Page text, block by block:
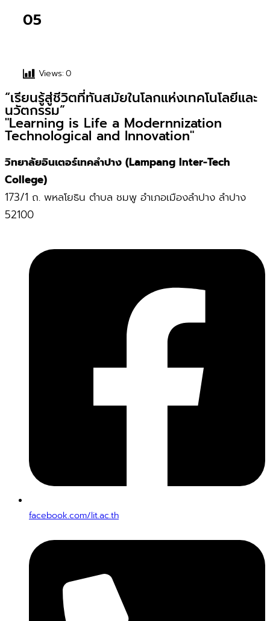
05
Views:0
“เรียนรู้สู่ชีวิตที่ทันสมัยในโลกแห่งเทคโนโลยีและ
นวัตกรรม”
"Learning is Life a Modernnization
Technological and Innovation"
วิทยาลัยอินเตอร์เทคลำปาง (Lampang Inter-Tech
College)
173/1 ถ. พหลโยธิน ตำบล ชมพู อำเภอเมืองลำปาง ลำปาง
52100
facebook.com/lit.ac.th